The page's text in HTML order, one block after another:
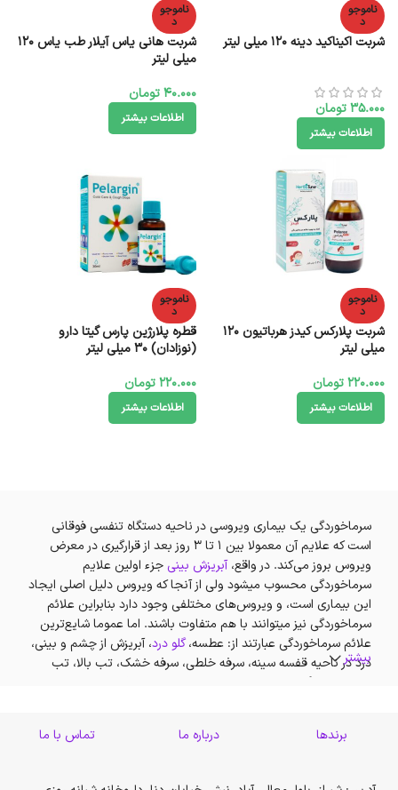
ناموجو
د
شربت اکیناکید دینه ۱۲۰ میلی لیتر
35.000تومان
اطلاعات بیشتر
ناموجو
د
شربت هانی یاس آیلار طب یاس 120
میلی لیتر
40.000تومان
اطلاعات بیشتر
ناموجو
د
شربت پلارکس کیدز هرباتیون 120
میلی لیتر
220.000تومان
اطلاعات بیشتر
ناموجو
د
قطره پلارژین پارس گیتا دارو
(نوزادان) 30 میلی لیتر
220.000تومان
اطلاعات بیشتر
سرماخوردگی یک بیماری ویروسی در ناحیه دستگاه تنفسی فوقانی
است که علایم آن معمولا بین 1 تا 3 روز بعد از قرارگیری در معرض
ویروس بروز می‌کند. در واقع، آبریزش بینی جزء اولین علایم
سرماخوردگی محسوب میشود ولی از آنجا که ویروس دلیل اصلی ایجاد
این بیماری است، و ویروس‌های مختلفی وجود دارد بنابراین علائم
سرماخوردگی نیز میتوانند با هم متفاوت باشند. اما عموما شایع‌ترین
علائم سرماخوردگی عبارتند از: عطسه،گلو درد، آبریزش از چشم و بینی،
درد در ناحیه قفسه سینه، سرفه خلطی، سرفه خشک، تب بالا، تب
ملایم، خستگی خفیف. با استفاده از شربت
مکمل‌های تقویت سیستم ایمنیاستفاده می‌کنند.
بیشتر
برندها درباره ما تماس با ما